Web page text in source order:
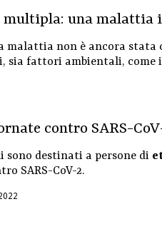
multipla: una malattia
malattia non è ancora stata
sia fattori ambientali, come
contro SARS-
sono destinati a persone di
SARS-CoV-2.